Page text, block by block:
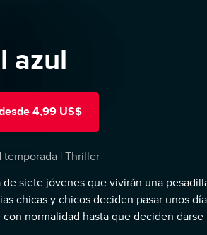
azul
4,99 US$
temporada | Thriller
de siete jóvenes que vivirán una
chicas y chicos deciden pasar unos
con normalidad hasta que deciden